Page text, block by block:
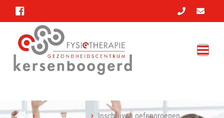
Oefengroepen Inschrijven oefengroepen